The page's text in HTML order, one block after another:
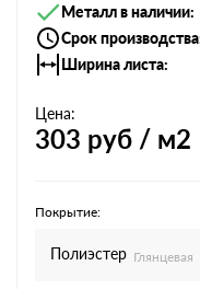
Металл в наличии
Срок производства
Ширина листа
Цена:
303 руб / м2
Покрытие:
Полиэстер Глянцевая